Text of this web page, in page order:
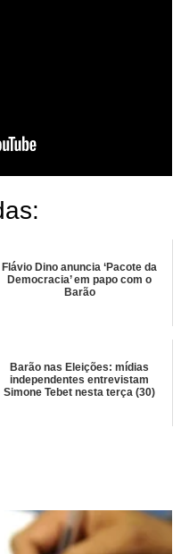
Flávio Dino anuncia ‘Pacote da
Democracia’ em papo com o
Barão
Barão nas Eleições: mídias
independentes entrevistam
Simone Tebet nesta terça (30)